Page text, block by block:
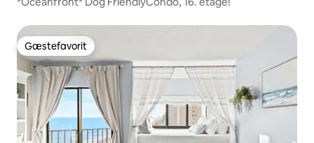
Gæstefavorit
Gæstefavorit